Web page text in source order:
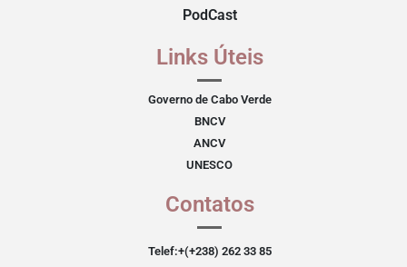
PodCast
Links Úteis
Governo de Cabo Verde
BNCV
ANCV
UNESCO
Contatos
Telef:+(+238) 262 33 85